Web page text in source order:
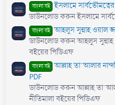
বাংলা বই ইসলামে
ডাউনলোড করুন ইসলামে
বাংলা বই আহলুস সুন্নাহ ওয়াল
ডাউনলোড করুন আহলুস সুন্নাহ
বইয়ের পিডিএফ
বাংলা বই আল্লাহ তা'আলার
PDF
ডাউনলোড করুন আল্লাহ
নীতিমালা বইয়ের পিডিএফ